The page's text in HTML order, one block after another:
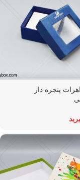
پنجره دار